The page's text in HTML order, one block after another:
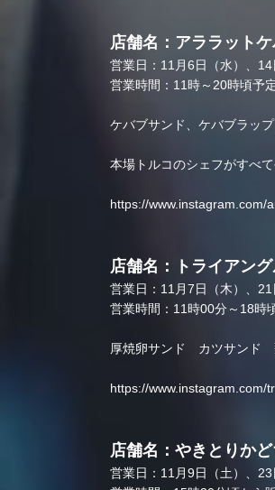
店舗名：アララット
営業日：11月6日（水）、14
営業時間：11時～20時頃予
ケバブサンド、ケバブラッ
本場トルコのシェフがすべ
https://www.instagram.com/
店舗名：トライアン
営業日：11月7日（木）、21
営業時間：11時00分～18時
厚焼卵サンド カツサンド
https://www.instagram.com/
店舗名：やきとりか
営業日：11月9日（土）、23